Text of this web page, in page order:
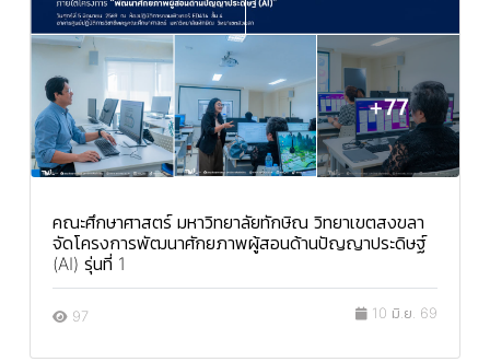
คณะศึกษาศาสตร์ มหาวิทยาลัยทักษิณ วิทยาเขตสงขลา
จัดโครงการพัฒนาศักยภาพผู้สอนด้านปัญญาประดิษฐ์
(AI) รุ่นที่ 1
97 10 มิ.ย. 69